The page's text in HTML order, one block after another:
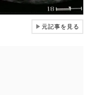
▶元記事を見る